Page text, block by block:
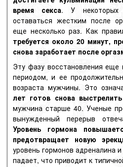
время секса. У
оставаться жестким после
еще несколько раз. Как
требуется около 20 минут,
снова заработает после
Эту фазу восстановления
периодом, и ее
возраста мужчины. Это
лет готов снова
мужчина старше 40. Ученые
вынужденный перерыв
Уровень гормона
предотвращает новую
уровень гормонов адреналина
падает, что приводит к